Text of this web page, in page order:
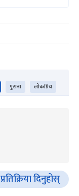
पुराना लोकप्रिय
प्रतिक्रिया दिनुहोस्